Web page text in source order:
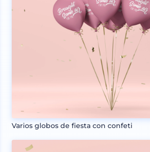
Varios globos de fiesta con confeti